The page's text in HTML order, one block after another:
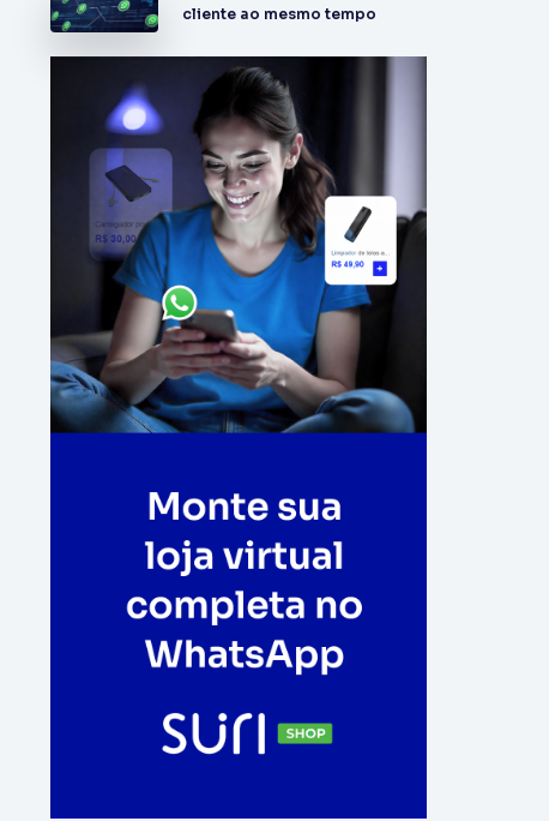
cliente ao mesmo tempo